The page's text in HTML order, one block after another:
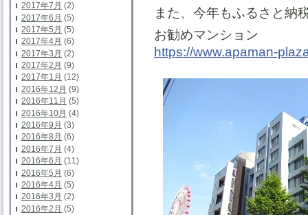
2017年7月 (2)
2017年6月 (5)
2017年5月 (5)
2017年4月 (6)
2017年3月 (2)
2017年2月 (9)
2017年1月 (12)
2016年12月 (9)
2016年11月 (5)
2016年10月 (4)
2016年9月 (3)
2016年8月 (6)
2016年7月 (4)
2016年6月 (11)
2016年5月 (6)
2016年4月 (5)
2016年3月 (2)
2016年2月 (5)
また、今年もふるさと納
お勧めマンション
https://www.apaman-